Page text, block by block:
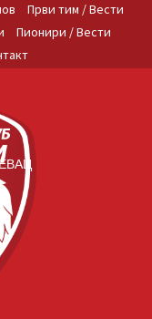
Први тим / Вести
Пионири / Вести